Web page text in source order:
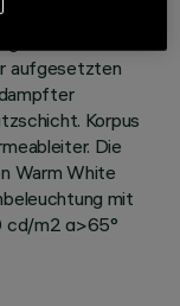
aufgesetzten
Korpus
Die
Warm White
mit
cd/m2 α>65°